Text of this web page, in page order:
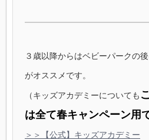
３歳以降からはベビーパークの
がオススメです。
（キッズアカデミーについても
は全て春キャンペーン用
＞＞【公式】キッズアカデミー